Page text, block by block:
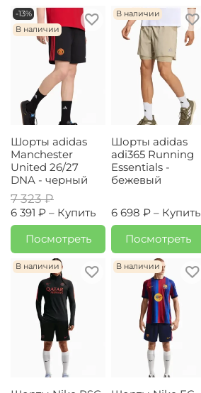
-13%
В наличии
Шорты adidas
Manchester
United 26/27
DNA - черный
7 323 ₽
6 391 ₽ – Купить
Посмотреть
В наличии
Шорты adidas
adi365 Running
Essentials -
бежевый
6 698 ₽ – Купить
Посмотреть
В наличии В наличии